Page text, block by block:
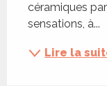
céramiques
sensations, à...
Lire la